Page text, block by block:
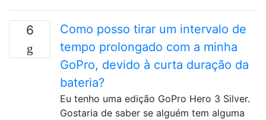
6
Como posso tirar um intervalo de
tempo prolongado com a minha
GoPro, devido à curta duração da
bateria?
Eu tenho uma edição GoPro Hero 3 Silver.
Gostaria de saber se alguém tem alguma